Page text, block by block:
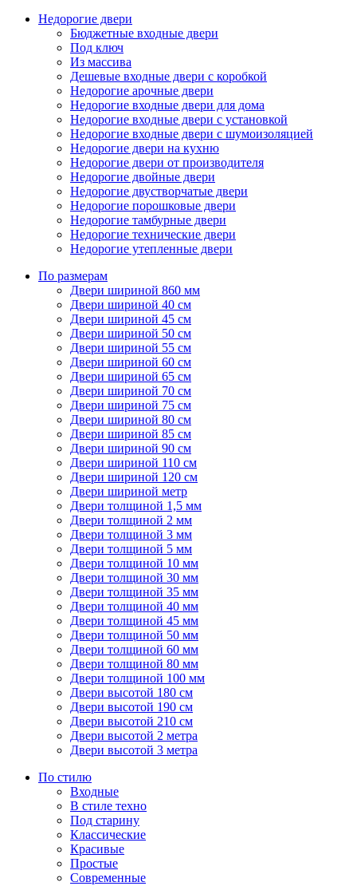
Недорогие двери
Бюджетные входные двери
Под ключ
Из массива
Дешевые входные двери с коробкой
Недорогие арочные двери
Недорогие входные двери для дома
Недорогие входные двери с установкой
Недорогие входные двери с шумоизоляцией
Недорогие двери на кухню
Недорогие двери от производителя
Недорогие двойные двери
Недорогие двустворчатые двери
Недорогие порошковые двери
Недорогие тамбурные двери
Недорогие технические двери
Недорогие утепленные двери
По размерам
Двери шириной 860 мм
Двери шириной 40 см
Двери шириной 45 см
Двери шириной 50 см
Двери шириной 55 см
Двери шириной 60 см
Двери шириной 65 см
Двери шириной 70 см
Двери шириной 75 см
Двери шириной 80 см
Двери шириной 85 см
Двери шириной 90 см
Двери шириной 110 см
Двери шириной 120 см
Двери шириной метр
Двери толщиной 1,5 мм
Двери толщиной 2 мм
Двери толщиной 3 мм
Двери толщиной 5 мм
Двери толщиной 10 мм
Двери толщиной 30 мм
Двери толщиной 35 мм
Двери толщиной 40 мм
Двери толщиной 45 мм
Двери толщиной 50 мм
Двери толщиной 60 мм
Двери толщиной 80 мм
Двери толщиной 100 мм
Двери высотой 180 см
Двери высотой 190 см
Двери высотой 210 см
Двери высотой 2 метра
Двери высотой 3 метра
По стилю
Входные
В стиле техно
Под старину
Классические
Красивые
Простые
Современные